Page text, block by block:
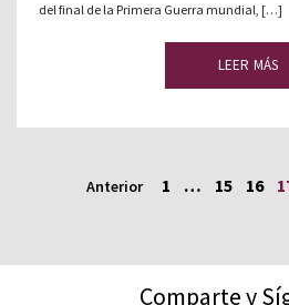
del final de la Primera Guerra mundial, […]
LEER MÁS
Anterior 1 … 15 16
Comparte y